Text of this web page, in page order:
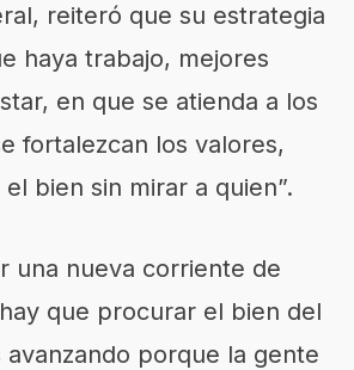
reiteró que su estrategia
haya trabajo, mejores
en que se atienda a los
fortalezcan los valores,
el bien sin mirar a quien”.
una nueva corriente de
que procurar el bien del
avanzando porque la gente